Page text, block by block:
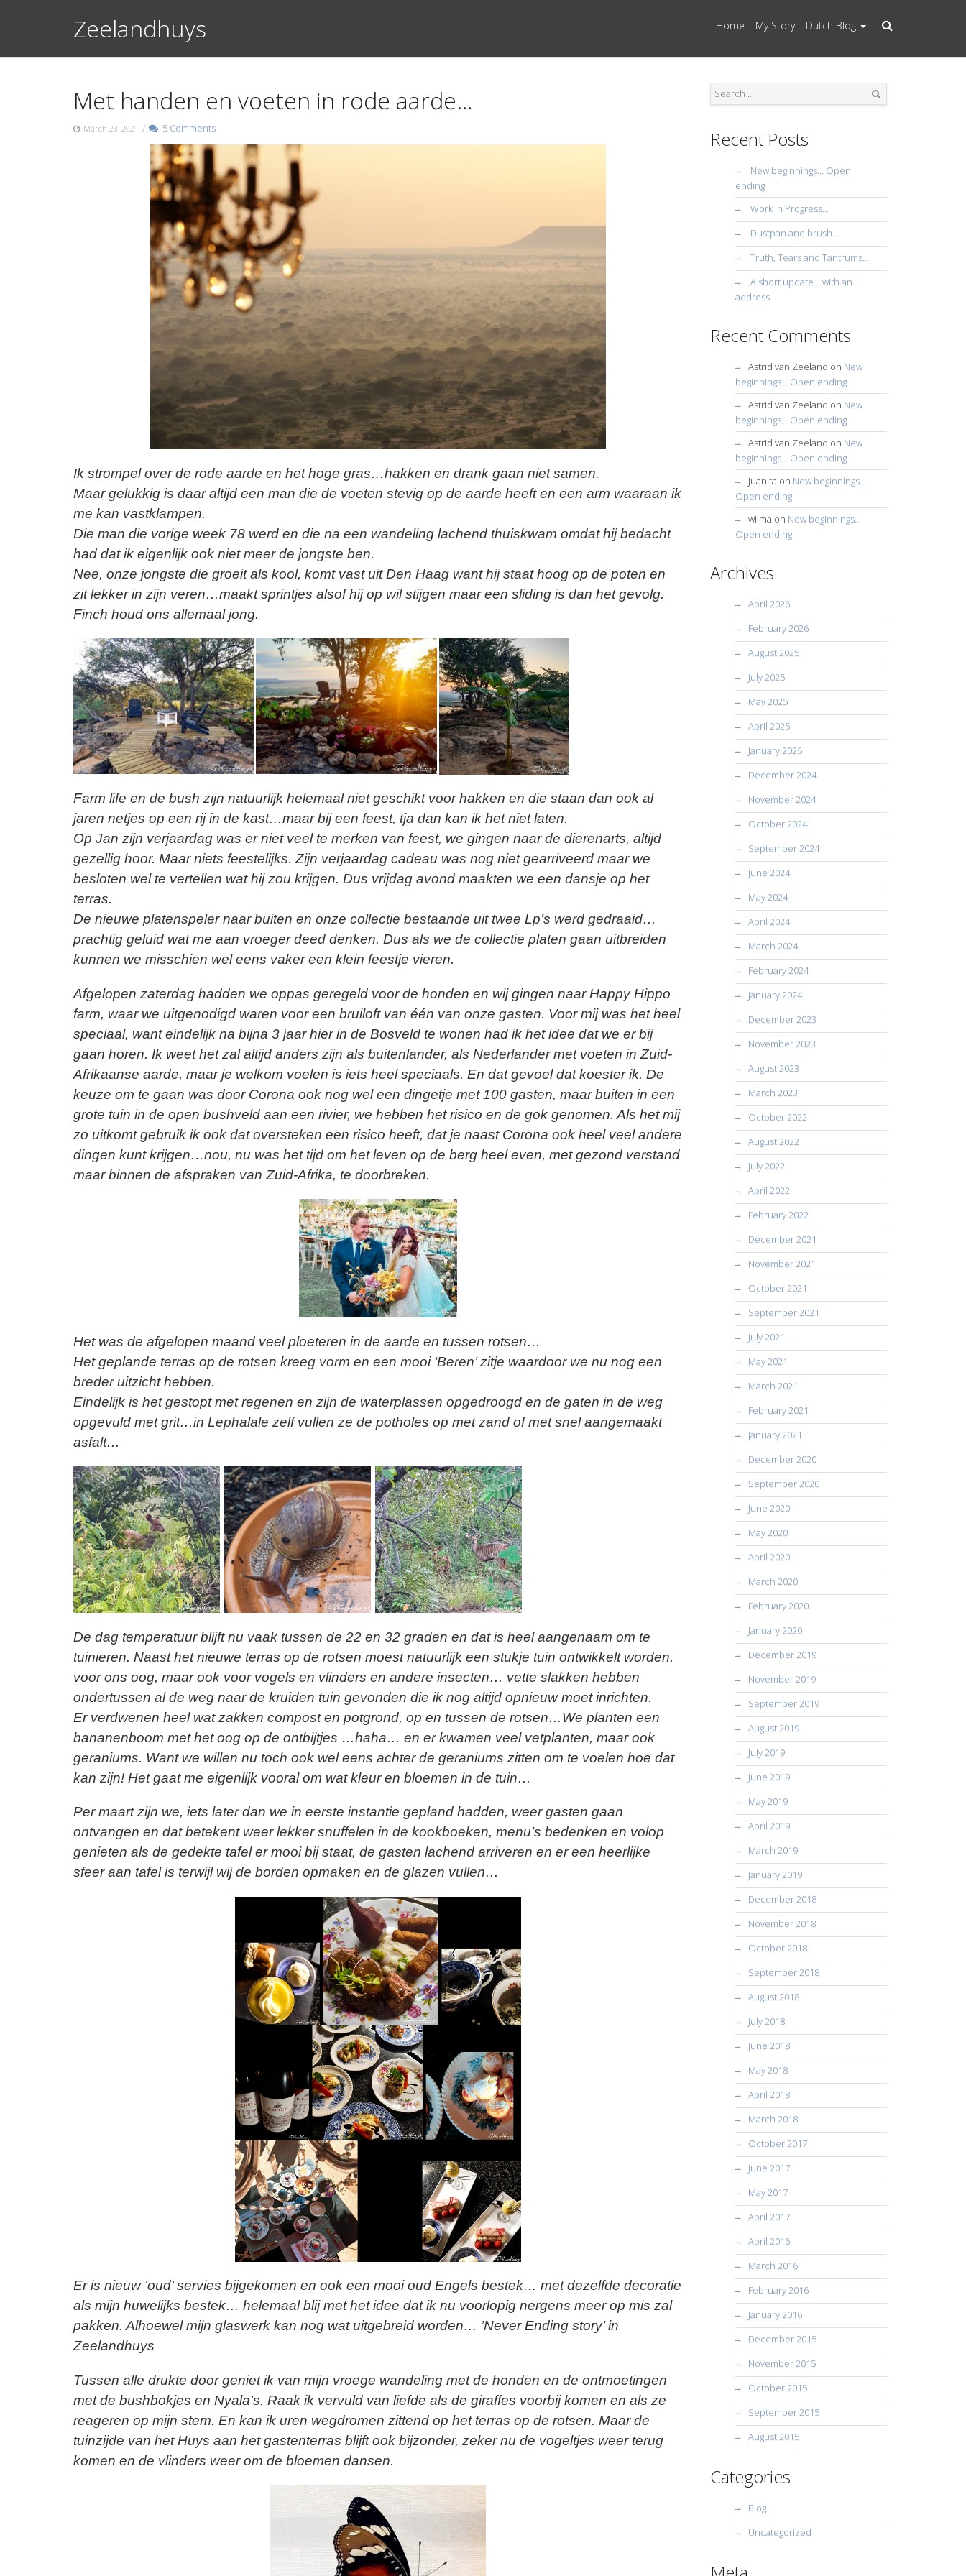
Zeelandhuys Home My Story Dutch Blog
Met handen en voeten in rode aarde…
March 23, 2021 / 5 Comments
Ik strompel over de rode aarde en het hoge gras…hakken en drank gaan niet samen.
Maar gelukkig is daar altijd een man die de voeten stevig op de aarde heeft en een arm waaraan ik
me kan vastklampen.
Die man die vorige week 78 werd en die na een wandeling lachend thuiskwam omdat hij bedacht
had dat ik eigenlijk ook niet meer de jongste ben.
Nee, onze jongste die groeit als kool, komt vast uit Den Haag want hij staat hoog op de poten en
zit lekker in zijn veren…maakt sprintjes alsof hij op wil stijgen maar een sliding is dan het gevolg.
Finch houd ons allemaal jong.
Farm life en de bush zijn natuurlijk helemaal niet geschikt voor hakken en die staan dan ook al
jaren netjes op een rij in de kast…maar bij een feest, tja dan kan ik het niet laten.
Op Jan zijn verjaardag was er niet veel te merken van feest, we gingen naar de dierenarts, altijd
gezellig hoor. Maar niets feestelijks. Zijn verjaardag cadeau was nog niet gearriveerd maar we
besloten wel te vertellen wat hij zou krijgen. Dus vrijdag avond maakten we een dansje op het
terras.
De nieuwe platenspeler naar buiten en onze collectie bestaande uit twee Lp’s werd gedraaid…
prachtig geluid wat me aan vroeger deed denken. Dus als we de collectie platen gaan uitbreiden
kunnen we misschien wel eens vaker een klein feestje vieren.
Afgelopen zaterdag hadden we oppas geregeld voor de honden en wij gingen naar Happy Hippo
farm, waar we uitgenodigd waren voor een bruiloft van één van onze gasten. Voor mij was het heel
speciaal, want eindelijk na bijna 3 jaar hier in de Bosveld te wonen had ik het idee dat we er bij
gaan horen. Ik weet het zal altijd anders zijn als buitenlander, als Nederlander met voeten in Zuid-
Afrikaanse aarde, maar je welkom voelen is iets heel speciaals. En dat gevoel dat koester ik. De
keuze om te gaan was door Corona ook nog wel een dingetje met 100 gasten, maar buiten in een
grote tuin in de open bushveld aan een rivier, we hebben het risico en de gok genomen. Als het mij
zo uitkomt gebruik ik ook dat oversteken een risico heeft, dat je naast Corona ook heel veel andere
dingen kunt krijgen…nou, nu was het tijd om het leven op de berg heel even, met gezond verstand
maar binnen de afspraken van Zuid-Afrika, te doorbreken.
Het was de afgelopen maand veel ploeteren in de aarde en tussen rotsen…
Het geplande terras op de rotsen kreeg vorm en een mooi ‘Beren’ zitje waardoor we nu nog een
breder uitzicht hebben.
Eindelijk is het gestopt met regenen en zijn de waterplassen opgedroogd en de gaten in de weg
opgevuld met grit…in Lephalale zelf vullen ze de potholes op met zand of met snel aangemaakt
asfalt…
De dag temperatuur blijft nu vaak tussen de 22 en 32 graden en dat is heel aangenaam om te
tuinieren. Naast het nieuwe terras op de rotsen moest natuurlijk een stukje tuin ontwikkelt worden,
voor ons oog, maar ook voor vogels en vlinders en andere insecten… vette slakken hebben
ondertussen al de weg naar de kruiden tuin gevonden die ik nog altijd opnieuw moet inrichten.
Er verdwenen heel wat zakken compost en potgrond, op en tussen de rotsen…We planten een
bananenboom met het oog op de ontbijtjes …haha… en er kwamen veel vetplanten, maar ook
geraniums. Want we willen nu toch ook wel eens achter de geraniums zitten om te voelen hoe dat
kan zijn! Het gaat me eigenlijk vooral om wat kleur en bloemen in de tuin…
Per maart zijn we, iets later dan we in eerste instantie gepland hadden, weer gasten gaan
ontvangen en dat betekent weer lekker snuffelen in de kookboeken, menu’s bedenken en volop
genieten als de gedekte tafel er mooi bij staat, de gasten lachend arriveren en er een heerlijke
sfeer aan tafel is terwijl wij de borden opmaken en de glazen vullen…
Er is nieuw ‘oud’ servies bijgekomen en ook een mooi oud Engels bestek… met dezelfde decoratie
als mijn huwelijks bestek… helemaal blij met het idee dat ik nu voorlopig nergens meer op mis zal
pakken. Alhoewel mijn glaswerk kan nog wat uitgebreid worden… ’Never Ending story’ in
Zeelandhuys
Tussen alle drukte door geniet ik van mijn vroege wandeling met de honden en de ontmoetingen
met de bushbokjes en Nyala’s. Raak ik vervuld van liefde als de giraffes voorbij komen en als ze
reageren op mijn stem. En kan ik uren wegdromen zittend op het terras op de rotsen. Maar de
tuinzijde van het Huys aan het gastenterras blijft ook bijzonder, zeker nu de vogeltjes weer terug
komen en de vlinders weer om de bloemen dansen.
Recent Posts
New beginnings… Open
ending
Work in Progress…
Dustpan and brush…
Truth, Tears and Tantrums…
A short update… with an
address
Recent Comments
Astrid van Zeeland on New
beginnings… Open ending
Astrid van Zeeland on New
beginnings… Open ending
Astrid van Zeeland on New
beginnings… Open ending
Juanita on New beginnings…
Open ending
wilma on New beginnings…
Open ending
Archives
April 2026
February 2026
August 2025
July 2025
May 2025
April 2025
January 2025
December 2024
November 2024
October 2024
September 2024
June 2024
May 2024
April 2024
March 2024
February 2024
January 2024
December 2023
November 2023
August 2023
March 2023
October 2022
August 2022
July 2022
April 2022
February 2022
December 2021
November 2021
October 2021
September 2021
July 2021
May 2021
March 2021
February 2021
January 2021
December 2020
September 2020
June 2020
May 2020
April 2020
March 2020
February 2020
January 2020
December 2019
November 2019
September 2019
August 2019
July 2019
June 2019
May 2019
April 2019
March 2019
January 2019
December 2018
November 2018
October 2018
September 2018
August 2018
July 2018
June 2018
May 2018
April 2018
March 2018
October 2017
June 2017
May 2017
April 2017
April 2016
March 2016
February 2016
January 2016
December 2015
November 2015
October 2015
September 2015
August 2015
Categories
Blog
Uncategorized